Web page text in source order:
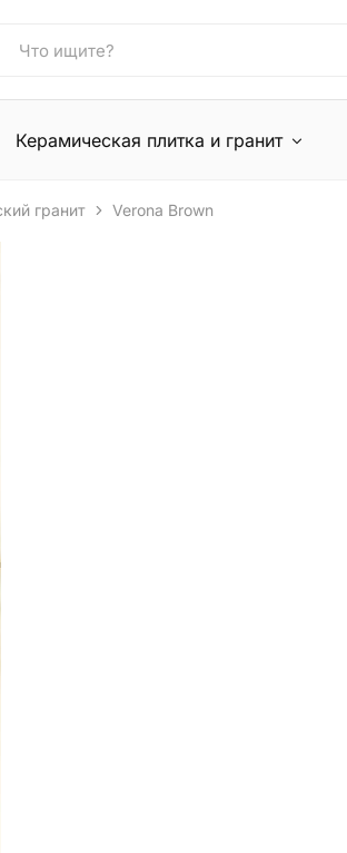
Керамическая плитка и гранит
гранит Verona Brown